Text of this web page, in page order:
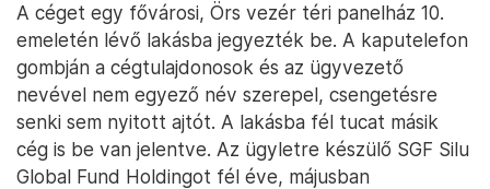
A céget egy fővárosi, Örs vezér téri panelház 10.
emeletén lévő lakásba jegyezték be. A kaputelefon
gombján a cégtulajdonosok és az ügyvezető
nevével nem egyező név szerepel, csengetésre
senki sem nyitott ajtót. A lakásba fél tucat másik
cég is be van jelentve. Az ügyletre készülő SGF Silu
Global Fund Holdingot fél éve, májusban